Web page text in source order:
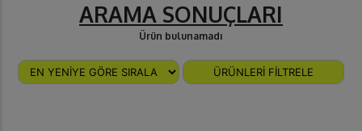
ARAMA SONUÇLARI
Ürün bulunamadı
ÜRÜNLERİ FİLTRELE